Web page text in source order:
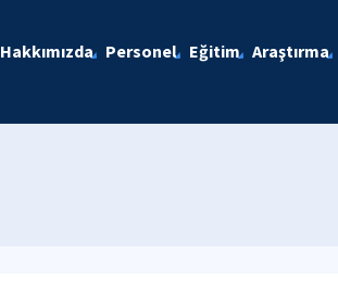
Hakkımızda Personel Eğitim Araştırma